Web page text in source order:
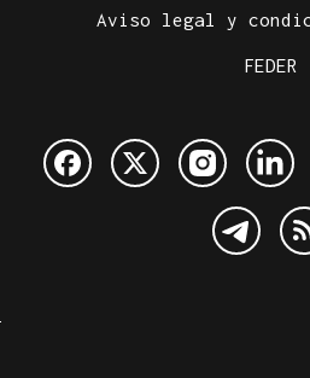
Aviso legal y
FEDER